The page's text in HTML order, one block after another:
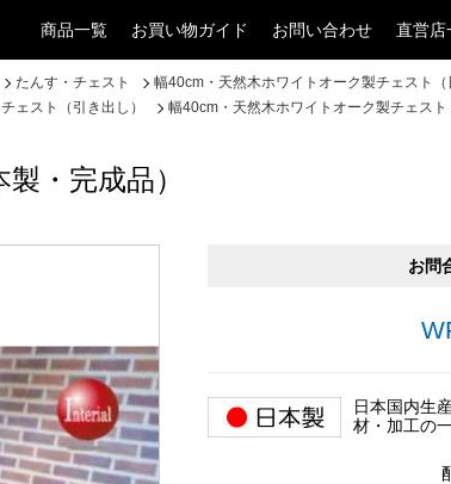
商品一覧 お買い物ガイド お問い合わせ 直営店
たんす・チェスト
幅40cm・天然木ホワイトオーク製チェスト（
チェスト（引き出し） 幅40cm・天然木ホワイトオーク製チェスト
・完成品）
お問
日本国内生
材・加工の